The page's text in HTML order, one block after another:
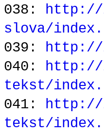
038: http://
slova/
039: http://
040: http://
tekst/
041: http://
tekst/